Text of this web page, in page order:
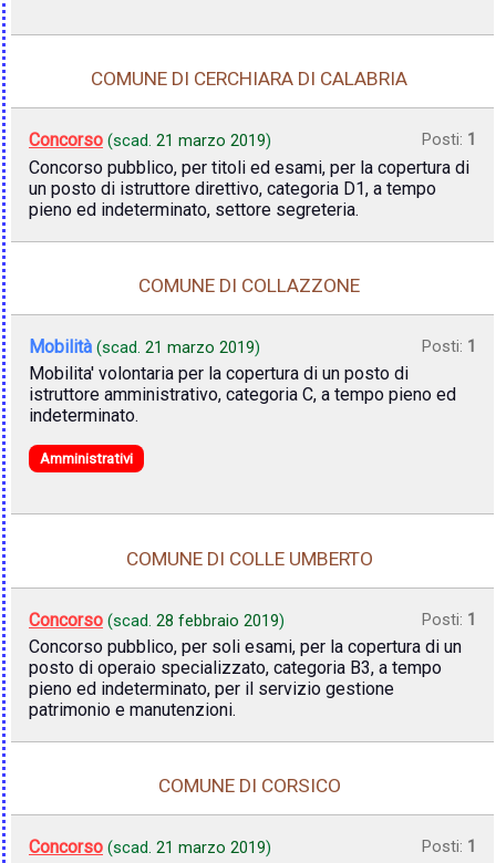
COMUNE DI CERCHIARA DI CALABRIA
Concorso (scad. 21 marzo 2019) Posti: 1
Concorso pubblico, per titoli ed esami, per la copertura di
un posto di istruttore direttivo, categoria D1, a tempo
pieno ed indeterminato, settore segreteria.
COMUNE DI COLLAZZONE
Mobilità (scad. 21 marzo 2019) Posti: 1
Mobilita' volontaria per la copertura di un posto di
istruttore amministrativo, categoria C, a tempo pieno ed
indeterminato.
Amministrativi
COMUNE DI COLLE UMBERTO
Concorso (scad. 28 febbraio 2019) Posti: 1
Concorso pubblico, per soli esami, per la copertura di un
posto di operaio specializzato, categoria B3, a tempo
pieno ed indeterminato, per il servizio gestione
patrimonio e manutenzioni.
COMUNE DI CORSICO
Concorso (scad. 21 marzo 2019) Posti: 1